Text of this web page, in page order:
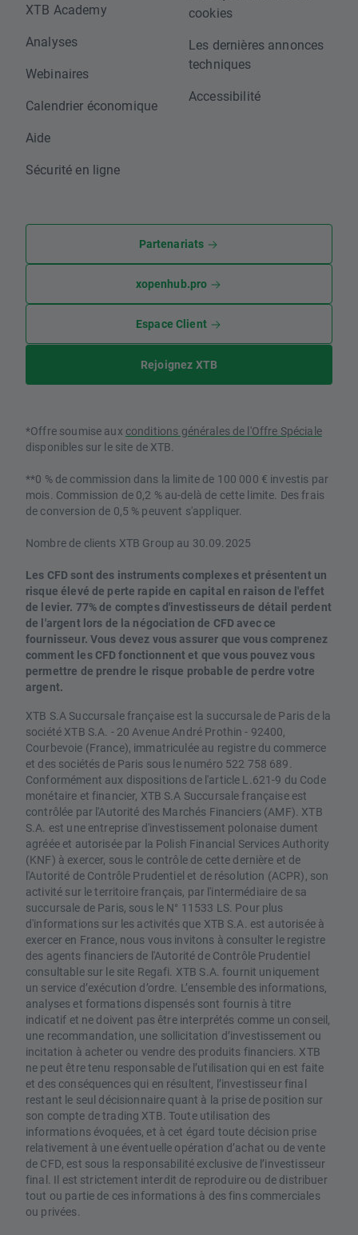
XTB Academy
Analyses
Webinaires
Calendrier économique
Aide
Sécurité en ligne
cookies
Les dernières annonces
techniques
Accessibilité
Partenariats
xopenhub.pro
Espace Client
Rejoignez XTB
*Offre soumise aux conditions générales de l'Offre Spéciale
disponibles sur le site de XTB.
**0 % de commission dans la limite de 100 000 € investis par
mois. Commission de 0,2 % au-delà de cette limite. Des frais
de conversion de 0,5 % peuvent s'appliquer.
Nombre de clients XTB Group au 30.09.2025
Les CFD sont des instruments complexes et présentent un
risque élevé de perte rapide en capital en raison de l'effet
de levier. 77% de comptes d'investisseurs de détail perdent
de l'argent lors de la négociation de CFD avec ce
fournisseur. Vous devez vous assurer que vous comprenez
comment les CFD fonctionnent et que vous pouvez vous
permettre de prendre le risque probable de perdre votre
argent.
XTB S.A Succursale française est la succursale de Paris de la
société XTB S.A. - 20 Avenue André Prothin - 92400,
Courbevoie (France), immatriculée au registre du commerce
et des sociétés de Paris sous le numéro 522 758 689.
Conformément aux dispositions de l'article L.621-9 du Code
monétaire et financier, XTB S.A Succursale française est
contrôlée par l'Autorité des Marchés Financiers (AMF). XTB
S.A. est une entreprise d'investissement polonaise dument
agréée et autorisée par la Polish Financial Services Authority
(KNF) à exercer, sous le contrôle de cette dernière et de
l'Autorité de Contrôle Prudentiel et de résolution (ACPR), son
activité sur le territoire français, par l'intermédiaire de sa
succursale de Paris, sous le N° 11533 LS. Pour plus
d'informations sur les activités que XTB S.A. est autorisée à
exercer en France, nous vous invitons à consulter le registre
des agents financiers de l'Autorité de Contrôle Prudentiel
consultable sur le site Regafi. XTB S.A. fournit uniquement
un service d’exécution d’ordre. L’ensemble des informations,
analyses et formations dispensés sont fournis à titre
indicatif et ne doivent pas être interprétés comme un conseil,
une recommandation, une sollicitation d’investissement ou
incitation à acheter ou vendre des produits financiers. XTB
ne peut être tenu responsable de l’utilisation qui en est faite
et des conséquences qui en résultent, l’investisseur final
restant le seul décisionnaire quant à la prise de position sur
son compte de trading XTB. Toute utilisation des
informations évoquées, et à cet égard toute décision prise
relativement à une éventuelle opération d’achat ou de vente
de CFD, est sous la responsabilité exclusive de l’investisseur
final. Il est strictement interdit de reproduire ou de distribuer
tout ou partie de ces informations à des fins commerciales
ou privées.